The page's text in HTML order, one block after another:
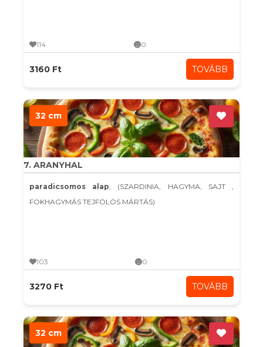
114 0
3160 Ft TOVÁBB
32 cm
7. ARANYHAL
paradicsomos alap, (SZARDINIA, HAGYMA, SAJT ,
FOKHAGYMÁS TEJFÖLÖS MÁRTÁS)
103 0
3270 Ft TOVÁBB
32 cm